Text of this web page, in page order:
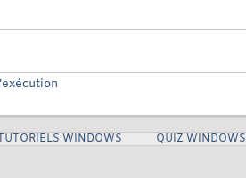
WINDOWS QUIZ WINDOWS